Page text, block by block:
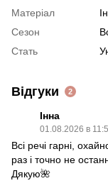
Матеріал
Сезон
Стать
Відгуки 2
Інна
01.08.2026 в
Всі речі гарні,
раз і точно не
Дякую🌺